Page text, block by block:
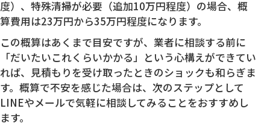
度）、特殊清掃が必要（追加10万円程度）の場合、概
算費用は23万円から35万円程度になります。
この概算はあくまで目安ですが、業者に相談する前に
「だいたいこれくらいかかる」という心構えができてい
れば、見積もりを受け取ったときのショックも和らぎま
す。概算で不安を感じた場合は、次のステップとして
LINEやメールで気軽に相談してみることをおすすめし
ます。